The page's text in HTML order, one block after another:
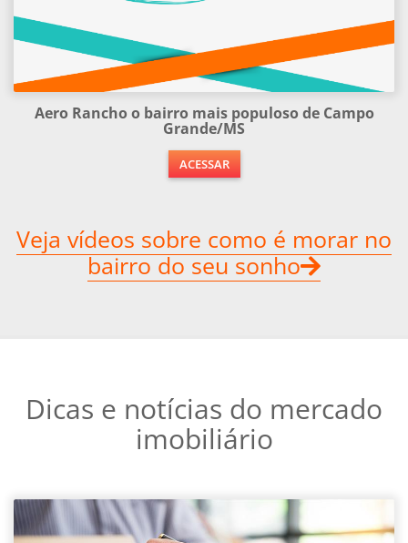
Aero Rancho o bairro mais populoso de Campo
Grande/MS
ACESSAR
Veja vídeos sobre como é morar no
bairro do seu sonho
Dicas e notícias do mercado
imobiliário